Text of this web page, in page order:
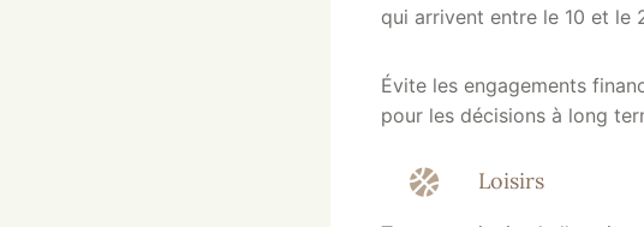
qui arrivent entre le 10 et le
Évite les engagements
pour les décisions à long
Loisirs